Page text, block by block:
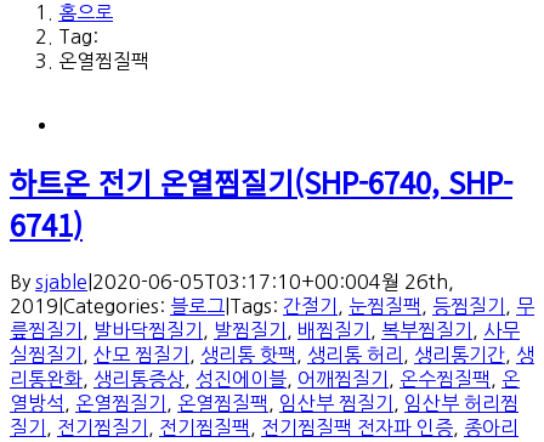
홈으로
Tag:
온열찜질팩
하트온 전기 온열찜질기(SHP-6740, SHP-
6741)
By sjable 2020-06-05T03:17:10+00:004월 26th,
2019 Categories: 블로그 Tags: 간절기 눈찜질팩 등찜질기
무
릎찜질기
발바닥찜질기 발찜질기 배찜질기 복부찜질기
사무
실찜질기
산모 찜질기 생리통 핫팩 생리통 허리 생리통기간
생
리통완화
생리통증상 성진에이블 어깨찜질기 온수찜질팩
온
열방석
온열찜질기 온열찜질팩 임산부 찜질기
임산부 허리찜
질기
전기찜질기 전기찜질팩 전기찜질팩 전자파 인증
종아리